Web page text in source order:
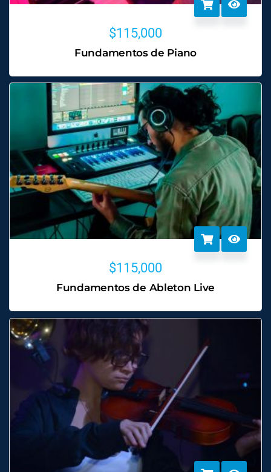
$115,000
Fundamentos de Piano
$115,000
Fundamentos de Ableton Live